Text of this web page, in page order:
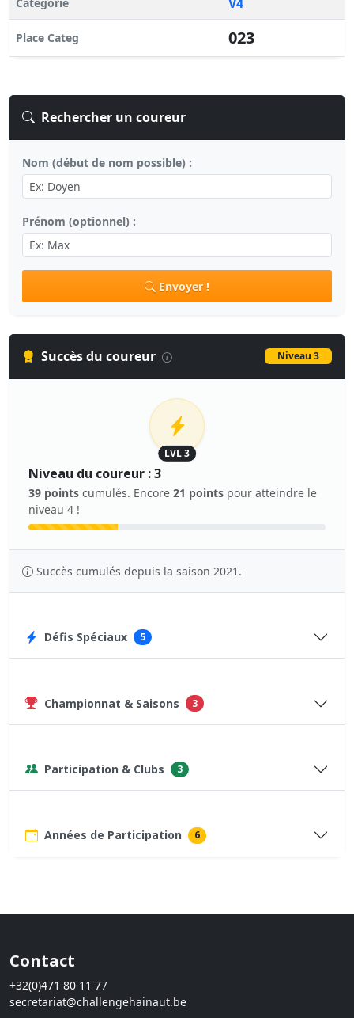
Place Categ 023
Rechercher un coureur
Nom (début de nom possible) :
Prénom (optionnel) :
Envoyer !
Succès du coureur Niveau 3
LVL 3
Niveau du coureur : 3
39 points cumulés. Encore 21 points pour atteindre le
niveau 4 !
Succès cumulés depuis la saison 2021.
Défis Spéciaux 5
Championnat & Saisons 3
Participation & Clubs 3
Années de Participation 6
Contact
+32(0)471 80 11 77
secretariat@challengehainaut.be